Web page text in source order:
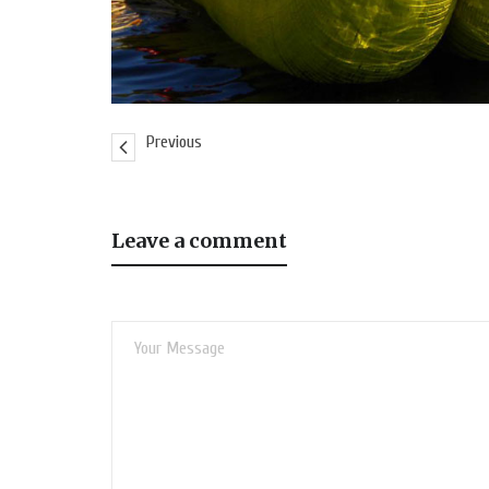
Previous
Leave a comment